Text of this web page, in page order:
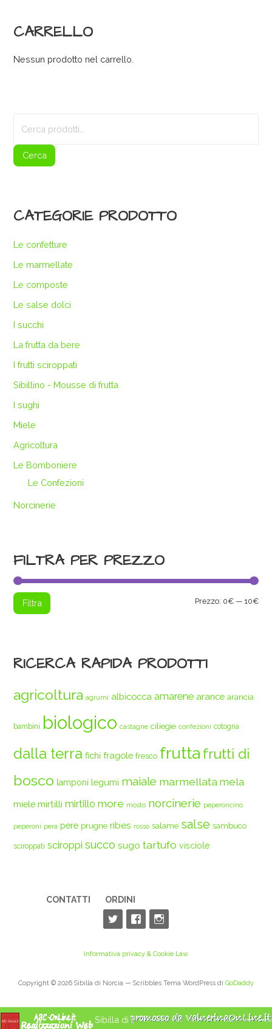
CARRELLO
Nessun prodotto nel carrello.
Cerca
CATEGORIE PRODOTTO
Le confetture
Le marmellate
Le composte
Le salse dolci
I succhi
La frutta da bere
I frutti sciroppati
Sibillino - Mousse di frutta
I sughi
Miele
Agricoltura
Le Bomboniere
Le Confezioni
Norcinerie
FILTRA PER PREZZO
Filtra Prezzo: 0€— 10€
RICERCA RAPIDA PRODOTTI
agricoltura agrumi albicocca amarene arance arancia
bambini biologico castagne ciliegie confezioni cotogna
dalla terra fichi fragole fresco frutta frutti di
bosco lamponi legumi maiale marmellata mela
miele mirtilli mirtillo more mosto norcinerie peperoncino
peperoni pera pere prugne ribes rosso salame salse sambuco
sciroppati sciroppi succo sugo tartufo visciole
CONTATTI ORDINI
Informativa privacy & Cookie Law
Copyright © 2026 Sibilla di Norcia — Scribbles Tema WordPress di GoDaddy
Sibilla di